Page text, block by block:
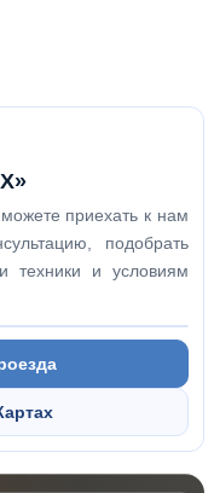
приехать к нам
подобрать
техники и условиям